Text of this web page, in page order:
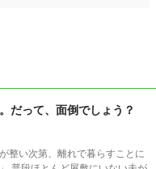
だって、面倒でしょう？
整い次第、離れで暮らすことに